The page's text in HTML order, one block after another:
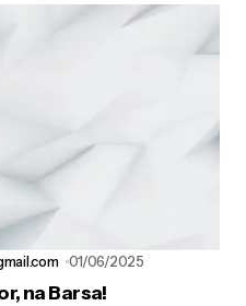
01/06/2025
na Barsa!